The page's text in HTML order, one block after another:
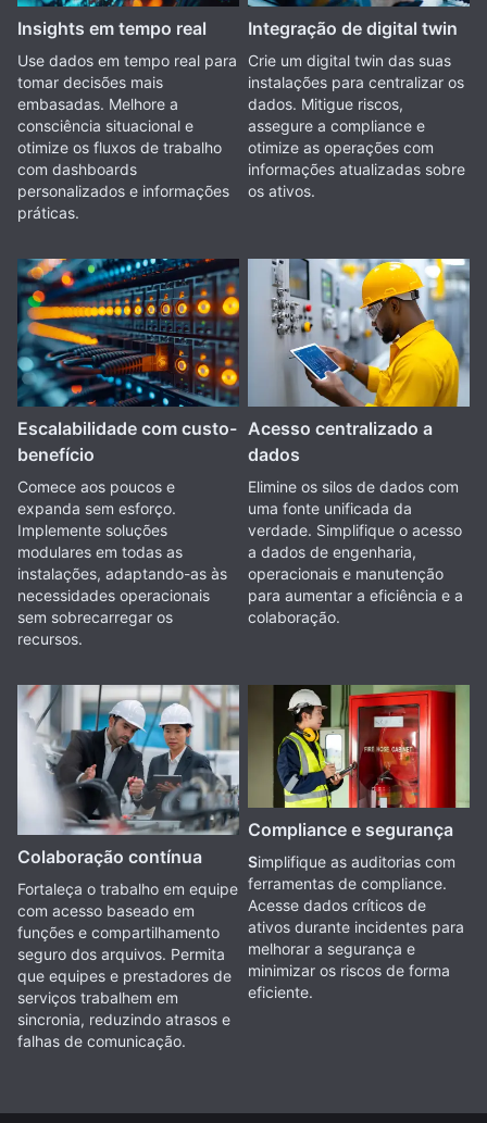
Insights em tempo real
Use dados em tempo real para
tomar decisões mais
embasadas. Melhore a
consciência situacional e
otimize os fluxos de trabalho
com dashboards
personalizados e informações
práticas.
Integração de digital twin
Crie um digital twin das suas
instalações para centralizar os
dados. Mitigue riscos,
assegure a compliance e
otimize as operações com
informações atualizadas sobre
os ativos.
Escalabilidade com custo-
benefício
Comece aos poucos e
expanda sem esforço.
Implemente soluções
modulares em todas as
instalações, adaptando-as às
necessidades operacionais
sem sobrecarregar os
recursos.
Acesso centralizado a
dados
Elimine os silos de dados com
uma fonte unificada da
verdade. Simplifique o acesso
a dados de engenharia,
operacionais e manutenção
para aumentar a eficiência e a
colaboração.
Colaboração contínua
Fortaleça o trabalho em equipe
com acesso baseado em
funções e compartilhamento
seguro dos arquivos. Permita
que equipes e prestadores de
serviços trabalhem em
sincronia, reduzindo atrasos e
falhas de comunicação.
Compliance e segurança
Simplifique as auditorias com
ferramentas de compliance.
Acesse dados críticos de
ativos durante incidentes para
melhorar a segurança e
minimizar os riscos de forma
eficiente.